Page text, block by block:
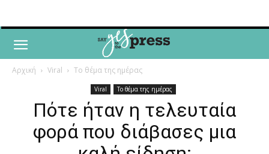
Αρχική Viral Το θέμα της ημέρας
Viral Το θέμα της ημέρας
Πότε ήταν η τελευταία
φορά που διάβασες μια